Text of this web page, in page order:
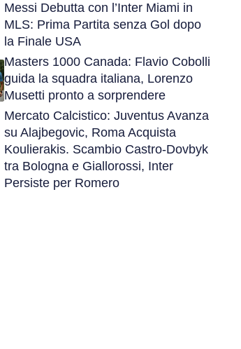
Messi Debutta con l’Inter Miami in
MLS: Prima Partita senza Gol dopo
la Finale USA
Masters 1000 Canada: Flavio Cobolli
guida la squadra italiana, Lorenzo
Musetti pronto a sorprendere
Mercato Calcistico: Juventus Avanza
su Alajbegovic, Roma Acquista
Koulierakis. Scambio Castro-Dovbyk
tra Bologna e Giallorossi, Inter
Persiste per Romero